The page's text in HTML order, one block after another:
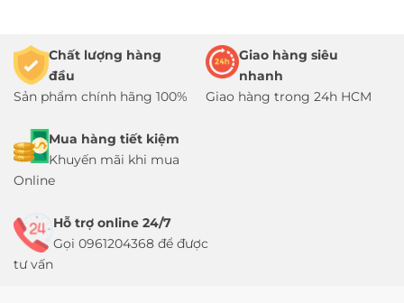
Chất lượng hàng
đầu
Sản phẩm chính hãng 100%
Giao hàng siêu
nhanh
Giao hàng trong 24h HCM
Mua hàng tiết kiệm
Khuyến mãi khi mua
Online
Hỗ trợ online 24/7
Gọi 0961204368 để được
tư vấn